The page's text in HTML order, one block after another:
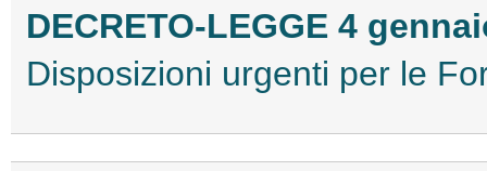
DECRETO-LEGGE 4
Disposizioni urgenti per le